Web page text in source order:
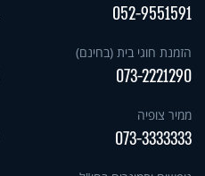
052-9551591
הזמנת חוגי בית (בחינם)
073-2221290
ממיר צופיה
073-3333333